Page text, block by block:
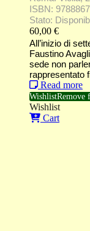
ISBN:
Stato:
60,00 €
All’inizio di
Faustino
sede non
rappresentato
Read more
WishlistRemove
Wishlist
Cart